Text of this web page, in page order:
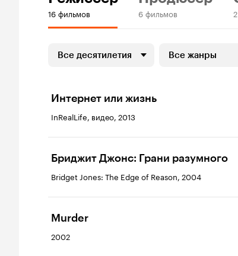
16 фильмов 6 фильмов
Все десятилетия Все жанры
Интернет или жизнь
InRealLife, видео, 2013
Бриджит Джонс: Грани разумного
Bridget Jones: The Edge of Reason, 2004
Murder
2002